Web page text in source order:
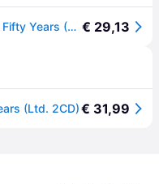
Abba: Abba: The Singles: The First Fifty Years (Limited Editio € 29,13
(Ltd. 2CD)€ 31,99